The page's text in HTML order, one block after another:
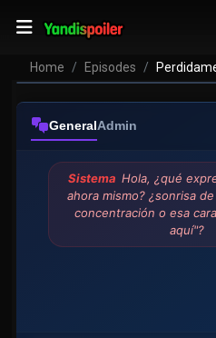
Home Episodes
GeneralAdmin
Sistema Hola, ¿qué
ahora mismo? ¿sonrisa
concentración o esa
aquí"?